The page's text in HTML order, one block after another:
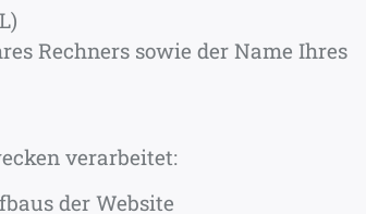
Rechners sowie der Name Ihres
verarbeitet:
der Website